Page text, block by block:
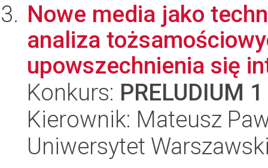
Nowe media jako
analiza
upowszechnienia się
Konkurs: PRELUDIUM 1
Kierownik: Mateusz
Uniwersytet